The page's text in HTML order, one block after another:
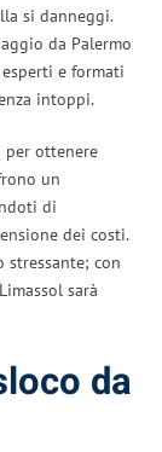
si danneggi.
da Palermo
e formati
intoppi.
per ottenere
un
di
dei costi.
stressante; con
sarà
da